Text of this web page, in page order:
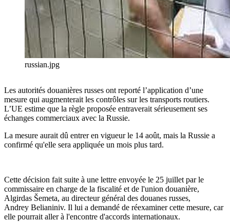
russian.jpg
Les autorités douanières russes ont reporté l’application d’une
mesure qui augmenterait les contrôles sur les transports routiers.
L’UE estime que la règle proposée entraverait sérieusement ses
échanges commerciaux avec la Russie.
La mesure aurait dû entrer en vigueur le 14 août, mais la Russie a
confirmé qu'elle sera appliquée un mois plus tard.
Cette décision fait suite à une lettre envoyée le 25 juillet par le
commissaire en charge de la fiscalité et de l'union douanière,
Algirdas Šemeta, au directeur général des douanes russes,
Andrey Belianiniv. Il lui a demandé de réexaminer cette mesure, car
elle pourrait aller à l'encontre d'accords internationaux.